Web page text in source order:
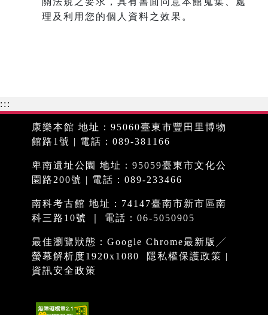
理及利用您的個人資料之效果。
:::
康樂本館 地址：95060臺東市豐田里博物
館路1號 | 電話：089-381166
卑南遺址公園 地址：95059臺東市文化公
園路200號 | 電話：089-233466
南科考古館 地址：74147臺南市新市區南
科三路10號 ｜ 電話：06-5050905
最佳瀏覽狀態：Google Chrome最新版╱
螢幕解析度1920x1080
隱私權保護政策 |
資訊安全政策